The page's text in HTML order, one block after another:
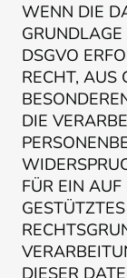
WENN DIE
DSGVO
RECHT, AUS
DIE
FÜR EIN